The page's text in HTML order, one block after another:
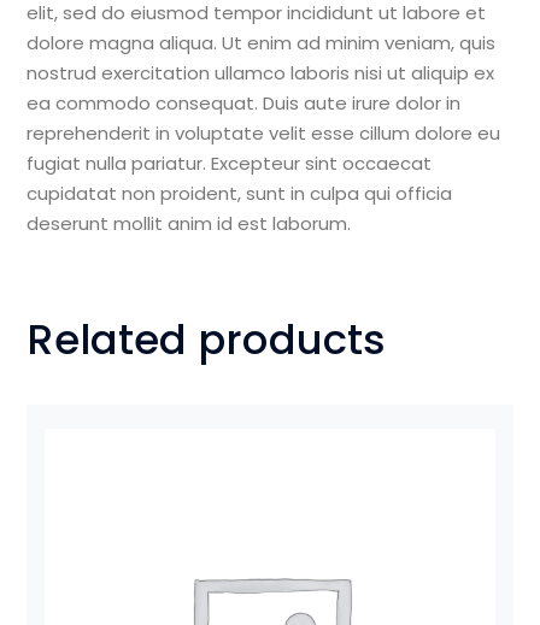
elit, sed do eiusmod tempor incididunt ut labore et
dolore magna aliqua. Ut enim ad minim veniam, quis
nostrud exercitation ullamco laboris nisi ut aliquip ex
ea commodo consequat. Duis aute irure dolor in
reprehenderit in voluptate velit esse cillum dolore eu
fugiat nulla pariatur. Excepteur sint occaecat
cupidatat non proident, sunt in culpa qui officia
deserunt mollit anim id est laborum.
Related products